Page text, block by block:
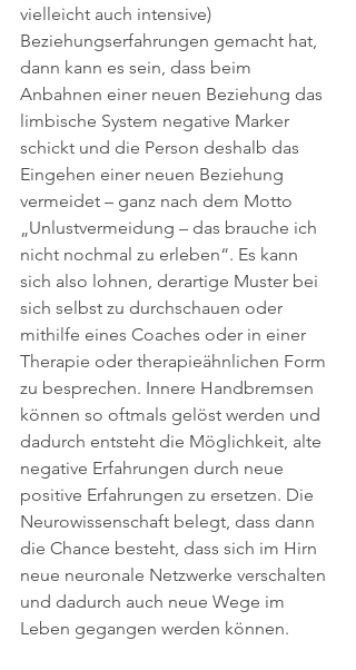
vielleicht auch intensive)
Beziehungserfahrungen gemacht hat,
dann kann es sein, dass beim
Anbahnen einer neuen Beziehung das
limbische System negative Marker
schickt und die Person deshalb das
Eingehen einer neuen Beziehung
vermeidet – ganz nach dem Motto
„Unlustvermeidung – das brauche ich
nicht nochmal zu erleben“. Es kann
sich also lohnen, derartige Muster bei
sich selbst zu durchschauen oder
mithilfe eines Coaches oder in einer
Therapie oder therapieähnlichen Form
zu besprechen. Innere Handbremsen
können so oftmals gelöst werden und
dadurch entsteht die Möglichkeit, alte
negative Erfahrungen durch neue
positive Erfahrungen zu ersetzen. Die
Neurowissenschaft belegt, dass dann
die Chance besteht, dass sich im Hirn
neue neuronale Netzwerke verschalten
und dadurch auch neue Wege im
Leben gegangen werden können.